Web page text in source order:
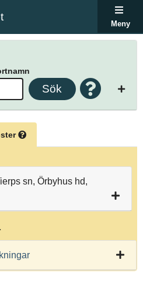
Meny
Sök
sn, Örbyhus hd,